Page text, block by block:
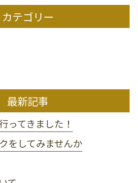
カテゴリー
最新記事
ってきました！
をしてみませんか